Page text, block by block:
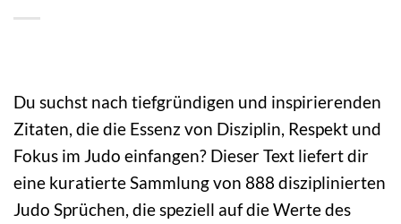
Du suchst nach tiefgründigen und inspirierenden
Zitaten, die die Essenz von Disziplin, Respekt und
Fokus im Judo einfangen? Dieser Text liefert dir
eine kuratierte Sammlung von 888 disziplinierten
Judo Sprüchen, die speziell auf die Werte des